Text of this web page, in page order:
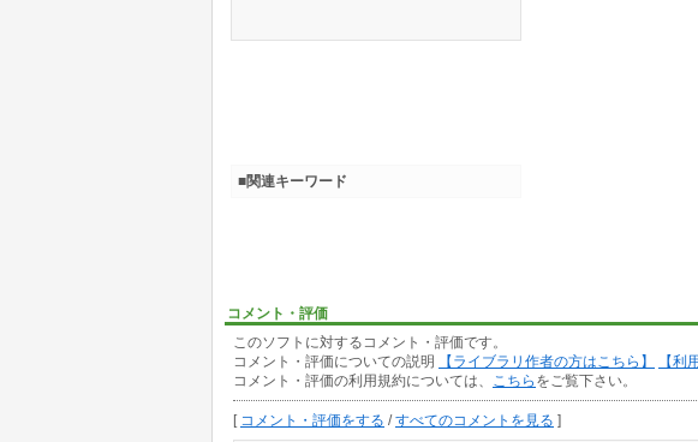
コメント・評価
このソフトに対するコメント・評価です。
コメント・評価についての説明
【ライブラリ作者の方はこちら】
【利
コメント・評価の利用規約については、
こちら をご覧下さい。
[ コメント・評価をする /すべてのコメントを見る ]
■関連キーワード